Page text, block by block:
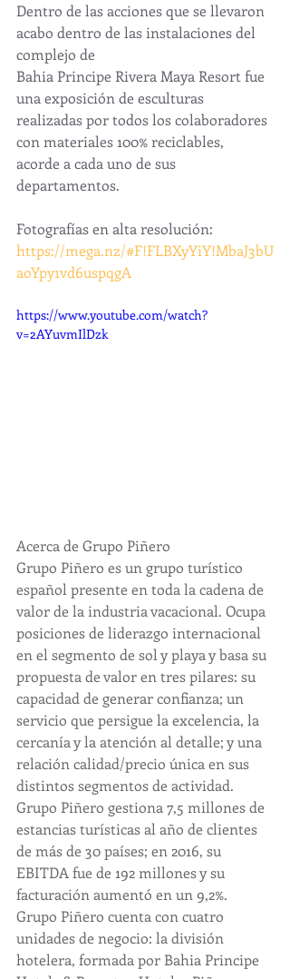
Dentro de las acciones que se llevaron
acabo dentro de las instalaciones del
complejo de
Bahia Principe Rivera Maya Resort fue
una exposición de esculturas
realizadas por todos los colaboradores
con materiales 100% reciclables,
acorde a cada uno de sus
departamentos.
Fotografías en alta resolución:
https://mega.nz/#F!FLBXyYiY!MbaJ3bU
aoYpy1vd6uspqgA
https://www.youtube.com/watch?
v=2AYuvmIlDzk
Acerca de Grupo Piñero
Grupo Piñero es un grupo turístico
español presente en toda la cadena de
valor de la industria vacacional. Ocupa
posiciones de liderazgo internacional
en el segmento de sol y playa y basa su
propuesta de valor en tres pilares: su
capacidad de generar confianza; un
servicio que persigue la excelencia, la
cercanía y la atención al detalle; y una
relación calidad/precio única en sus
distintos segmentos de actividad.
Grupo Piñero gestiona 7,5 millones de
estancias turísticas al año de clientes
de más de 30 países; en 2016, su
EBITDA fue de 192 millones y su
facturación aumentó en un 9,2%.
Grupo Piñero cuenta con cuatro
unidades de negocio: la división
hotelera, formada por Bahia Principe